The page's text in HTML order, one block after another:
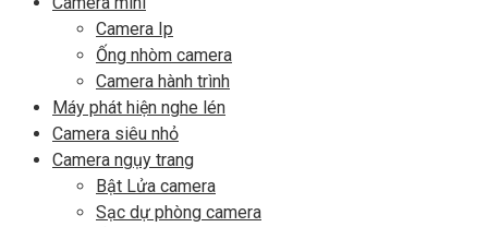
Camera Ip
Ống nhòm camera
Camera hành trình
Máy phát hiện nghe lén
Camera siêu nhỏ
Camera ngụy trang
Bật Lửa camera
Sạc dự phòng camera